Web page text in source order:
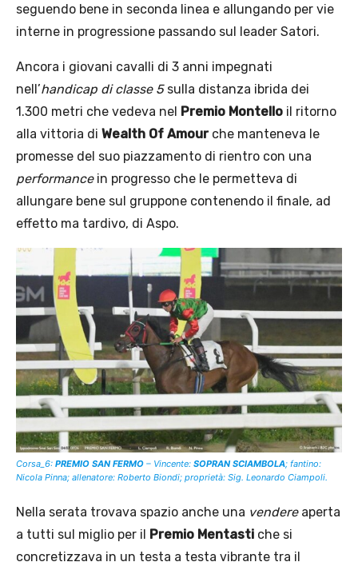
seguendo bene in seconda linea e allungando per vie
interne in progressione passando sul leader Satori.
Ancora i giovani cavalli di 3 anni impegnati
nell’handicap di classe 5 sulla distanza ibrida dei
1.300 metri che vedeva nel Premio Montello il ritorno
alla vittoria di Wealth Of Amourche manteneva le
promesse del suo piazzamento di rientro con una
performancein progresso che le permetteva di
allungare bene sul gruppone contenendo il finale, ad
effetto ma tardivo, di Aspo.
Corsa_6: PREMIO SAN FERMO – Vincente: SOPRAN SCIAMBOLA; fantino:
Nicola Pinna; allenatore: Roberto Biondi; proprietà: Sig. Leonardo Ciampoli.
Nella serata trovava spazio anche una vendereaperta
a tutti sul miglio per il Premio Mentasti che si
concretizzava in un testa a testa vibrante tra il